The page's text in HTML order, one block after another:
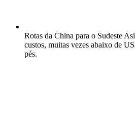
Rotas da China para o Sudeste
custos, muitas vezes abaixo de
pés.